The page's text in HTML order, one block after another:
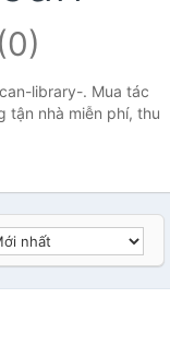
(0)
library-. Mua tác
tận nhà miễn phí, thu